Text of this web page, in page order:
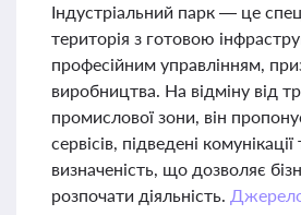
Індустріальний парк — це
територія з готовою
професійним управлінням,
виробництва. На відміну від
промислової зони, він
сервісів, підведені
визначеність, що дозволяє
розпочати діяльність.